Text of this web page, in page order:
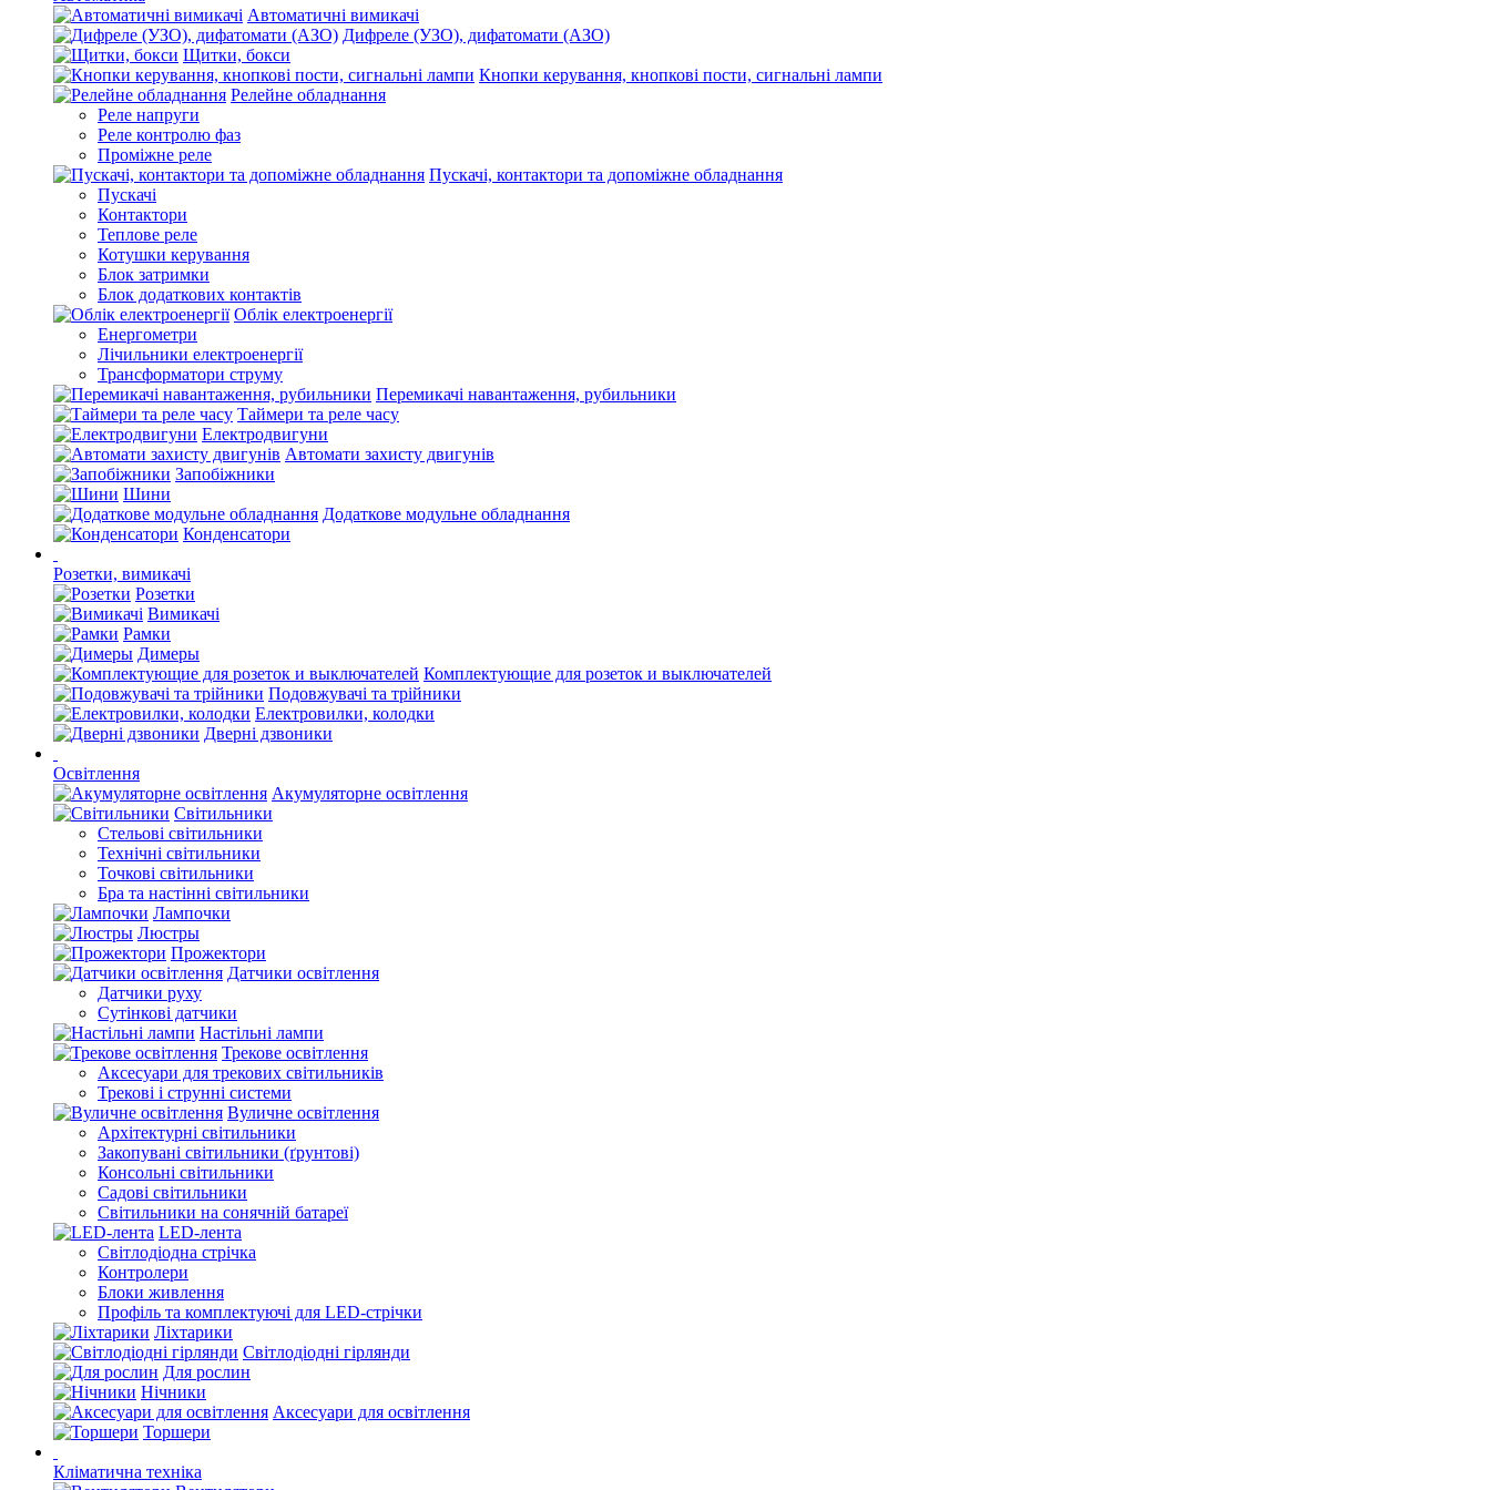
Автоматичні вимикачі
Дифреле (УЗО), дифатомати (АЗО)
Щитки, бокси
Кнопки керування, кнопкові пости, сигнальні лампи
Релейне обладнання
Реле напруги
Реле контролю фаз
Проміжне реле
Пускачі, контактори та допоміжне обладнання
Пускачі
Контактори
Теплове реле
Котушки керування
Блок затримки
Блок додаткових контактів
Облік електроенергії
Енергометри
Лічильники електроенергії
Трансформатори струму
Перемикачі навантаження, рубильники
Таймери та реле часу
Електродвигуни
Автомати захисту двигунів
Запобіжники
Шини
Додаткове модульне обладнання
Конденсатори
Розетки, вимикачі
Розетки
Вимикачі
Рамки
Димеры
Комплектующие для розеток и выключателей
Подовжувачі та трійники
Електровилки, колодки
Дверні дзвоники
Освітлення
Акумуляторне освітлення
Світильники
Стельові світильники
Технічні світильники
Точкові світильники
Бра та настінні світильники
Лампочки
Люстры
Прожектори
Датчики освітлення
Датчики руху
Сутінкові датчики
Настільні лампи
Трекове освітлення
Аксесуари для трекових світильників
Трекові і струнні системи
Вуличне освітлення
Архітектурні світильники
Закопувані світильники (ґрунтові)
Консольні світильники
Садові світильники
Світильники на сонячній батареї
LED-лента
Світлодіодна стрічка
Контролери
Блоки живлення
Профіль та комплектуючі для LED-стрічки
Ліхтарики
Світлодіодні гірлянди
Для рослин
Нічники
Аксесуари для освітлення
Торшери
Кліматична техніка